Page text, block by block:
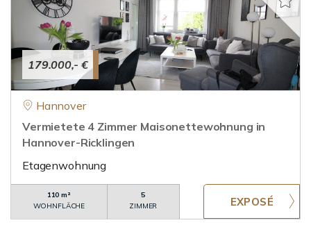
179.000,- €
Hannover
Vermietete 4 Zimmer Maisonettewohnung in
Hannover-Ricklingen
Etagenwohnung
110 m²
WOHNFLÄCHE
5
ZIMMER